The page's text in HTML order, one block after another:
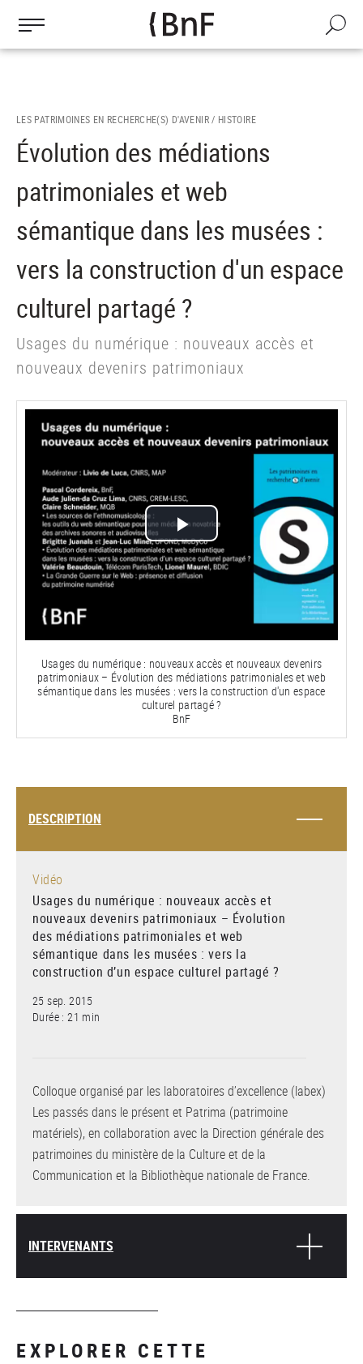
contenu
Recherche
LES PATRIMOINES EN RECHERCHE(S) D'AVENIR / HISTOIRE
Évolution des médiations
patrimoniales et web
sémantique dans les musées :
vers la construction d'un espace
culturel partagé ?
Usages du numérique : nouveaux accès et
nouveaux devenirs patrimoniaux
Lire
la
Usages du numérique : nouveaux accès et nouveaux devenirs
patrimoniaux – Évolution des médiations patrimoniales et web
sémantique dans les musées : vers la construction d'un espace
culturel partagé ?
BnF
DESCRIPTION
Vidéo
Usages du numérique : nouveaux accès et
nouveaux devenirs patrimoniaux – Évolution
des médiations patrimoniales et web
sémantique dans les musées : vers la
construction d’un espace culturel partagé ?
25 sep. 2015
Durée : 21 min
Colloque organisé par les laboratoires d’excellence (labex)
Les passés dans le présent et Patrima (patrimoine
matériels), en collaboration avec la Direction générale des
patrimoines du ministère de la Culture et de la
Communication et la Bibliothèque nationale de France.
INTERVENANTS
EXPLORER CETTE